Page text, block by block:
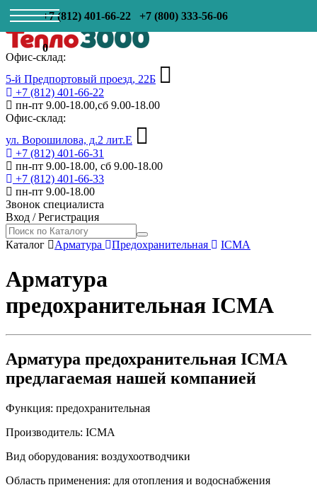
+7 (812) 401-66-22 +7 (800) 333-56-06
0
Офис-склад:
5-й Предпортовый проезд, 22Б
+7 (812) 401-66-22
пн-пт 9.00-18.00,сб 9.00-18.00
Офис-склад:
ул. Ворошилова, д.2 лит.Е
+7 (812) 401-66-31
пн-пт 9.00-18.00, сб 9.00-18.00
+7 (812) 401-66-33
пн-пт 9.00-18.00
Звонок специалиста
Вход /Регистрация
Каталог Арматура Предохранительная ICMA
Арматура
предохранительная ICMA
Арматура предохранительная ICMA
предлагаемая нашей компанией
Функция: предохранительная
Производитель: ICMA
Вид оборудования: воздухоотводчики
Область применения: для отопления и водоснабжения